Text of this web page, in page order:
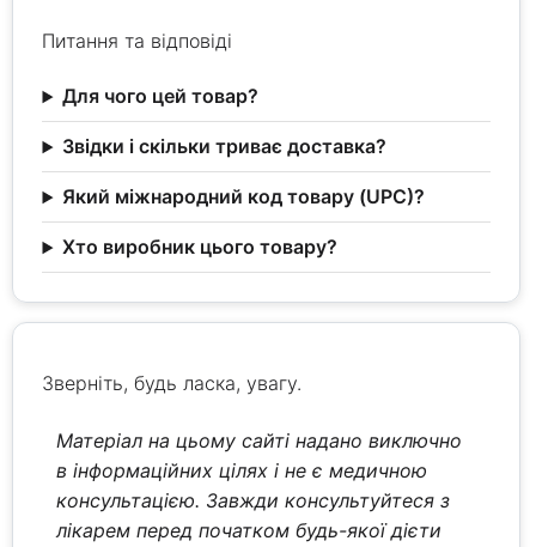
Питання та відповіді
Для чого цей товар?
Звідки і скільки триває доставка?
Який міжнародний код товару (UPC)?
Хто виробник цього товару?
Зверніть, будь ласка, увагу.
Матеріал на цьому сайті надано виключно
в інформаційних цілях і не є медичною
консультацією. Завжди консультуйтеся з
лікарем перед початком будь-якої дієти